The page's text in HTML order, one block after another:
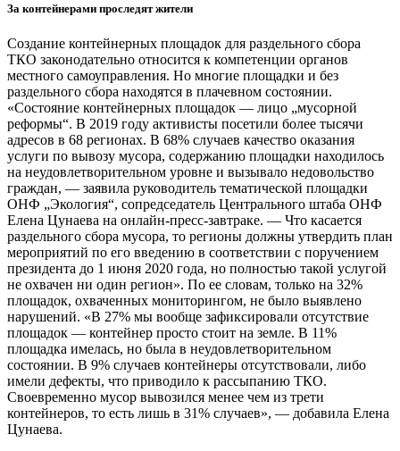
За контейнерами проследят жители
Создание контейнерных площадок для раздельного сбора
ТКО законодательно относится к компетенции органов
местного самоуправления. Но многие площадки и без
раздельного сбора находятся в плачевном состоянии.
«Состояние контейнерных площадок — лицо „мусорной
реформы“. В 2019 году активисты посетили более тысячи
адресов в 68 регионах. В 68% случаев качество оказания
услуги по вывозу мусора, содержанию площадки находилось
на неудовлетворительном уровне и вызывало недовольство
граждан, — заявила руководитель тематической площадки
ОНФ „Экология“, сопредседатель Центрального штаба ОНФ
Елена Цунаева на онлайн-пресс-завтраке. — Что касается
раздельного сбора мусора, то регионы должны утвердить план
мероприятий по его введению в соответствии с поручением
президента до 1 июня 2020 года, но полностью такой услугой
не охвачен ни один регион». По ее словам, только на 32%
площадок, охваченных мониторингом, не было выявлено
нарушений. «В 27% мы вообще зафиксировали отсутствие
площадок — контейнер просто стоит на земле. В 11%
площадка имелась, но была в неудовлетворительном
состоянии. В 9% случаев контейнеры отсутствовали, либо
имели дефекты, что приводило к рассыпанию ТКО.
Своевременно мусор вывозился менее чем из трети
контейнеров, то есть лишь в 31% случаев», — добавила Елена
Цунаева.